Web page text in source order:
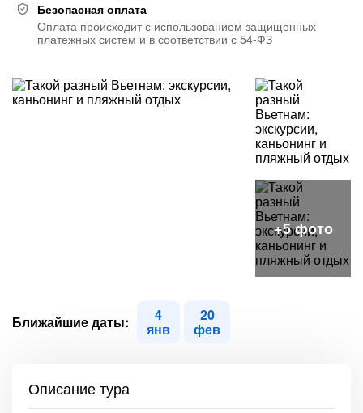
Безопасная оплата
Оплата происходит с использованием защищенных
платежных систем и в соответствии с 54-ФЗ
Ближайшие даты: 4
янв
20
фев
Описание тура